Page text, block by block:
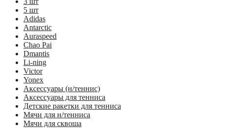
5 шт
Adidas
Antarctic
Auraspeed
Chao Pai
Dmantis
Li-ning
Victor
Yonex
Аксессуары (н/теннис)
Аксессуары для тенниса
Детские ракетки для тенниса
Мячи для н/тенниса
Мячи для сквоша